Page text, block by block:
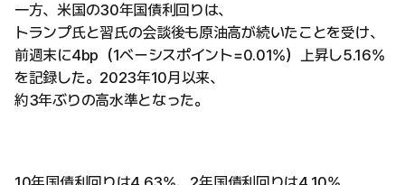
一方、米国の30年国債利回りは、
トランプ氏と習氏の会談後も原油高が続いたことを受け、
前週末に4bp（1ベーシスポイント=0.01%）上昇し5.16%
を記録した。2023年10月以来、
約3年ぶりの高水準となった。